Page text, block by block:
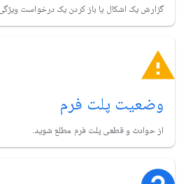
گزارش یک اشکال یا باز کردن یک درخواست ویژگی.
وضعیت پلت فرم
از حوادث و قطعی پلت فرم مطلع شوید.